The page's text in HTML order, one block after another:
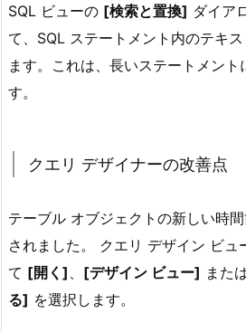
SQL ビューの [検索と置換] ダイア
て、SQL ステートメント内のテキ
ます。これは、長いステートメン
す。
クエリ デザイナーの改善点
テーブル オブジェクトの新しい時
されました。 クエリ デザイン ビュ
て [開く] [デザイン ビュー] また
る] を選択します。